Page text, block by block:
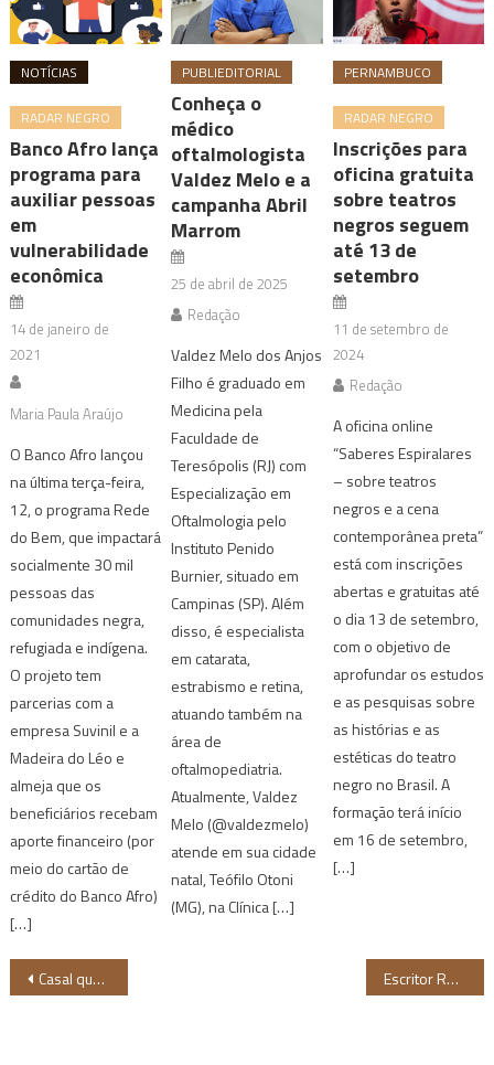
NOTÍCIAS
RADAR NEGRO
Banco Afro lança
programa para
auxiliar pessoas
em
vulnerabilidade
econômica
14 de janeiro de
2021
Maria Paula Araújo
O Banco Afro lançou
na última terça-feira,
12, o programa Rede
do Bem, que impactará
socialmente 30 mil
pessoas das
comunidades negra,
refugiada e indígena.
O projeto tem
parcerias com a
empresa Suvinil e a
Madeira do Léo e
almeja que os
beneficiários recebam
aporte financeiro (por
meio do cartão de
crédito do Banco Afro)
[…]
PUBLIEDITORIAL
Conheça o
médico
oftalmologista
Valdez Melo e a
campanha Abril
Marrom
25 de abril de 2025
Redação
Valdez Melo dos Anjos
Filho é graduado em
Medicina pela
Faculdade de
Teresópolis (RJ) com
Especialização em
Oftalmologia pelo
Instituto Penido
Burnier, situado em
Campinas (SP). Além
disso, é especialista
em catarata,
estrabismo e retina,
atuando também na
área de
oftalmopediatria.
Atualmente, Valdez
Melo (@valdezmelo)
atende em sua cidade
natal, Teófilo Otoni
(MG), na Clínica […]
PERNAMBUCO
RADAR NEGRO
Inscrições para
oficina gratuita
sobre teatros
negros seguem
até 13 de
setembro
11 de setembro de
2024
Redação
A oficina online
“Saberes Espiralares
– sobre teatros
negros e a cena
contemporânea preta”
está com inscrições
abertas e gratuitas até
o dia 13 de setembro,
com o objetivo de
aprofundar os estudos
e as pesquisas sobre
as histórias e as
estéticas do teatro
negro no Brasil. A
formação terá início
em 16 de setembro,
[…]
Navegação
Casal que imitou macacos em roda de samba é investigado no Rio Escritor Roniel Felipe lança romance ambientado no sertão pernambucano